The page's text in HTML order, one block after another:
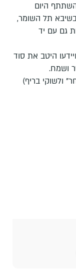
היום
תל השומר,
גם עם יד
היטב את סוד
ושמח.
ולשוקי בריף)